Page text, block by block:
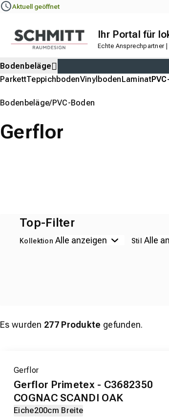
Navigation Content
Aktuell geöffnet
Ihr Portal für
Echte Ansprechpartner
Bodenbeläge
ParkettTeppichbodenVinylboden Laminat
Bodenbeläge PVC-Boden
Gerflor
Top-Filter
Kollektion Stil
Es wurden 277Produkte gefunden.
Gerflor
Gerflor Primetex - C3682350
COGNAC SCANDI OAK
Eiche200cm Breite